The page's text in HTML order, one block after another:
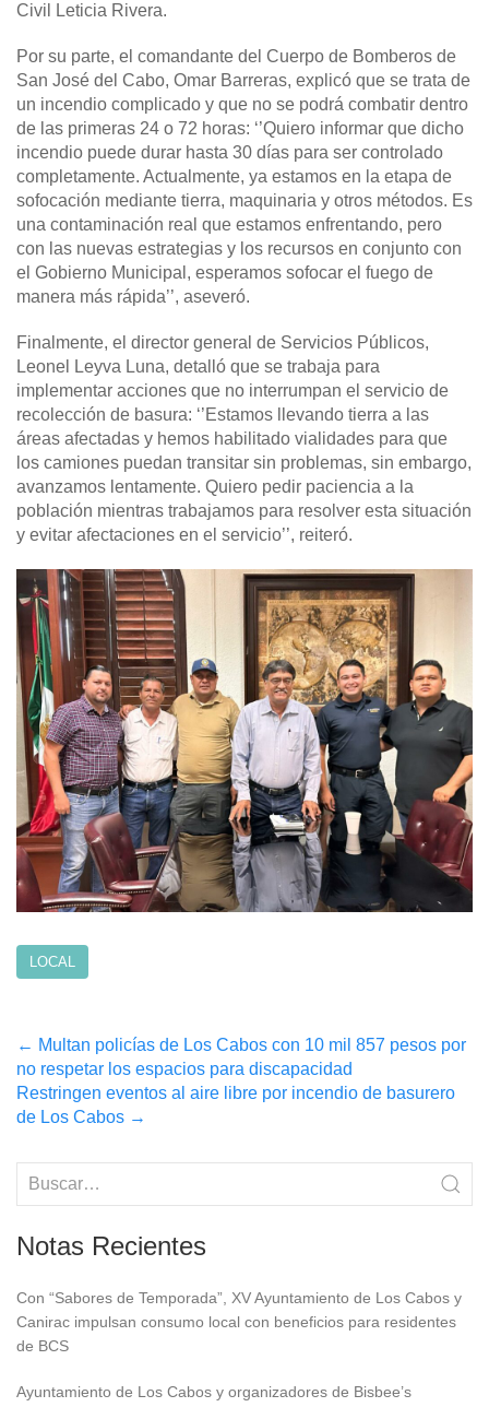
Civil Leticia Rivera.
Por su parte, el comandante del Cuerpo de Bomberos de
San José del Cabo, Omar Barreras, explicó que se trata de
un incendio complicado y que no se podrá combatir dentro
de las primeras 24 o 72 horas: ‘’Quiero informar que dicho
incendio puede durar hasta 30 días para ser controlado
completamente. Actualmente, ya estamos en la etapa de
sofocación mediante tierra, maquinaria y otros métodos. Es
una contaminación real que estamos enfrentando, pero
con las nuevas estrategias y los recursos en conjunto con
el Gobierno Municipal, esperamos sofocar el fuego de
manera más rápida’’, aseveró.
Finalmente, el director general de Servicios Públicos,
Leonel Leyva Luna, detalló que se trabaja para
implementar acciones que no interrumpan el servicio de
recolección de basura: ‘’Estamos llevando tierra a las
áreas afectadas y hemos habilitado vialidades para que
los camiones puedan transitar sin problemas, sin embargo,
avanzamos lentamente. Quiero pedir paciencia a la
población mientras trabajamos para resolver esta situación
y evitar afectaciones en el servicio’’, reiteró.
LOCAL
Post
navigation
← Multan policías de Los Cabos con 10 mil 857 pesos por
no respetar los espacios para discapacidad
Restringen eventos al aire libre por incendio de basurero
de Los Cabos →
Notas Recientes
Con “Sabores de Temporada”, XV Ayuntamiento de Los Cabos y
Canirac impulsan consumo local con beneficios para residentes
de BCS
Ayuntamiento de Los Cabos y organizadores de Bisbee’s